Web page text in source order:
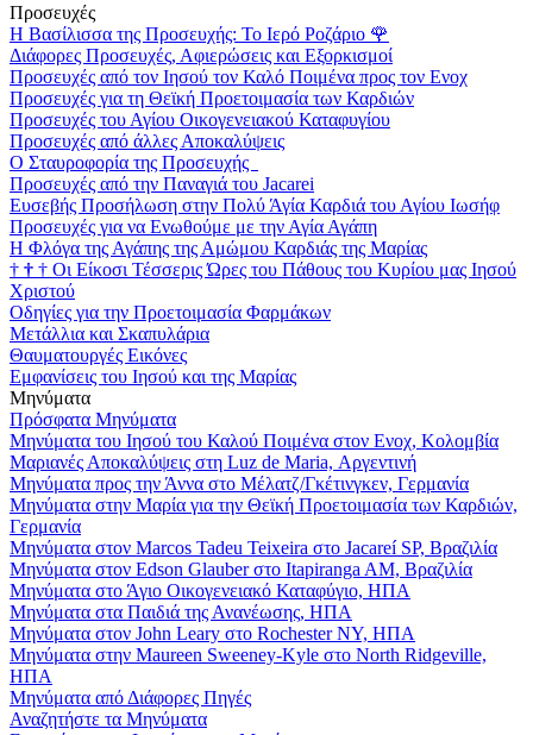
Προσευχές
Η Βασίλισσα της Προσευχής: Το Ιερό Ροζάριο 🌹
Διάφορες Προσευχές, Αφιερώσεις και Εξορκισμοί
Προσευχές από τον Ιησού τον Καλό Ποιμένα προς τον Ενοχ
Προσευχές για τη Θεϊκή Προετοιμασία των Καρδιών
Προσευχές του Αγίου Οικογενειακού Καταφυγίου
Προσευχές από άλλες Αποκαλύψεις
Ο Σταυροφορία της Προσευχής
Προσευχές από την Παναγιά του Jacarei
Ευσεβής Προσήλωση στην Πολύ Άγία Καρδιά του Αγίου Ιωσήφ
Προσευχές για να Ενωθούμε με την Αγία Αγάπη
Η Φλόγα της Αγάπης της Αμώμου Καρδιάς της Μαρίας
† † † Οι Είκοσι Τέσσερις Ώρες του Πάθους του Κυρίου μας Ιησού
Χριστού
Οδηγίες για την Προετοιμασία Φαρμάκων
Μετάλλια και Σκαπυλάρια
Θαυματουργές Εικόνες
Εμφανίσεις του Ιησού και της Μαρίας
Μηνύματα
Πρόσφατα Μηνύματα
Μηνύματα του Ιησού του Καλού Ποιμένα στον Ενοχ, Κολομβία
Μαριανές Αποκαλύψεις στη Luz de Maria, Αργεντινή
Μηνύματα προς την Άννα στο Μέλατζ/Γκέτινγκεν, Γερμανία
Μηνύματα στην Μαρία για την Θεϊκή Προετοιμασία των Καρδιών,
Γερμανία
Μηνύματα στον Marcos Tadeu Teixeira στο Jacareí SP, Βραζιλία
Μηνύματα στον Edson Glauber στο Itapiranga AM, Βραζιλία
Μηνύματα στο Άγιο Οικογενειακό Καταφύγιο, ΗΠΑ
Μηνύματα στα Παιδιά της Ανανέωσης, ΗΠΑ
Μηνύματα στον John Leary στο Rochester NY, ΗΠΑ
Μηνύματα στην Maureen Sweeney-Kyle στο North Ridgeville,
ΗΠΑ
Μηνύματα από Διάφορες Πηγές
Αναζητήστε τα Μηνύματα